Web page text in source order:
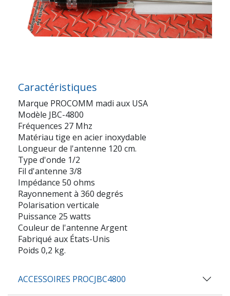
Caractéristiques
Marque PROCOMM madi aux USA
Modèle JBC-4800
Fréquences 27 Mhz
Matériau tige en acier inoxydable
Longueur de l'antenne 120 cm.
Type d'onde 1/2
Fil d'antenne 3/8
Impédance 50 ohms
Rayonnement à 360 degrés
Polarisation verticale
Puissance 25 watts
Couleur de l'antenne Argent
Fabriqué aux États-Unis
Poids 0,2 kg.
ACCESSOIRES PROCJBC4800